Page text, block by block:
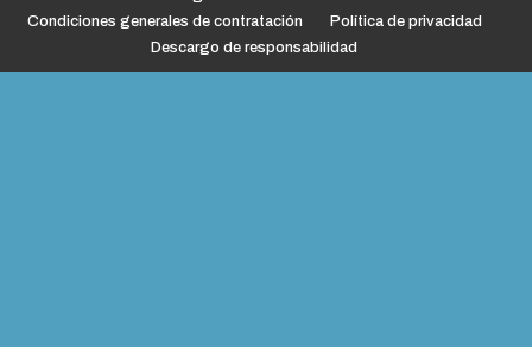
Condiciones generales de contratación
Política de privacidad
Descargo de responsabilidad